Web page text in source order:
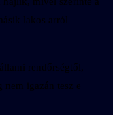
lakos arról
rendőrségtől,
igazán tesz e